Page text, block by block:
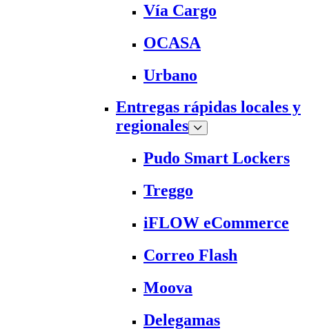
Vía Cargo
OCASA
Urbano
Entregas rápidas locales y
regionales
Pudo Smart Lockers
Treggo
iFLOW eCommerce
Correo Flash
Moova
Delegamas